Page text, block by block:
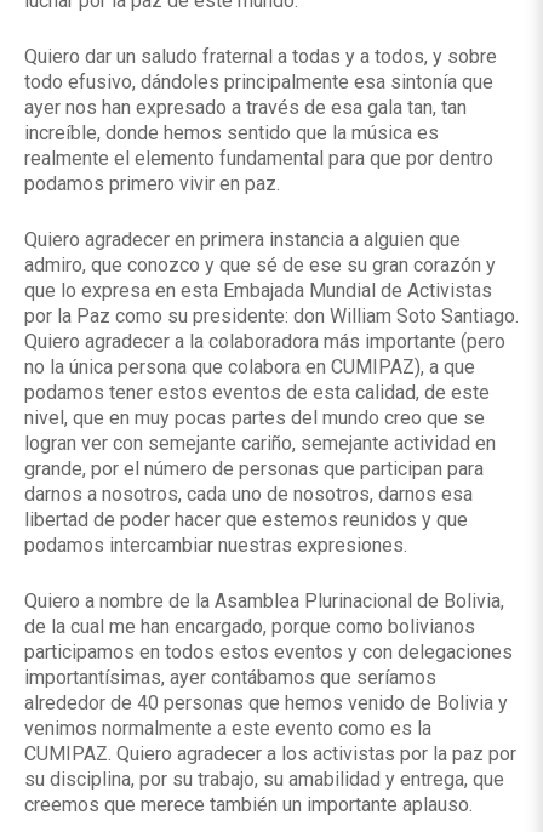
Quiero dar un saludo fraternal a todas y a todos, y sobre
todo efusivo, dándoles principalmente esa sintonía que
ayer nos han expresado a través de esa gala tan, tan
increíble, donde hemos sentido que la música es
realmente el elemento fundamental para que por dentro
podamos primero vivir en paz.
Quiero agradecer en primera instancia a alguien que
admiro, que conozco y que sé de ese su gran corazón y
que lo expresa en esta Embajada Mundial de Activistas
por la Paz como su presidente: don William Soto Santiago.
Quiero agradecer a la colaboradora más importante (pero
no la única persona que colabora en CUMIPAZ), a que
podamos tener estos eventos de esta calidad, de este
nivel, que en muy pocas partes del mundo creo que se
logran ver con semejante cariño, semejante actividad en
grande, por el número de personas que participan para
darnos a nosotros, cada uno de nosotros, darnos esa
libertad de poder hacer que estemos reunidos y que
podamos intercambiar nuestras expresiones.
Quiero a nombre de la Asamblea Plurinacional de Bolivia,
de la cual me han encargado, porque como bolivianos
participamos en todos estos eventos y con delegaciones
importantísimas, ayer contábamos que seríamos
alrededor de 40 personas que hemos venido de Bolivia y
venimos normalmente a este evento como es la
CUMIPAZ. Quiero agradecer a los activistas por la paz por
su disciplina, por su trabajo, su amabilidad y entrega, que
creemos que merece también un importante aplauso.